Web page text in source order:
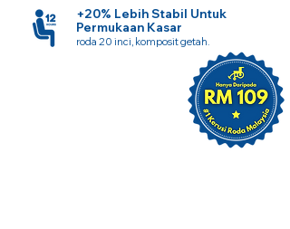
+20% Lebih Stabil Untuk
Permukaan Kasar
roda 20 inci, komposit getah.